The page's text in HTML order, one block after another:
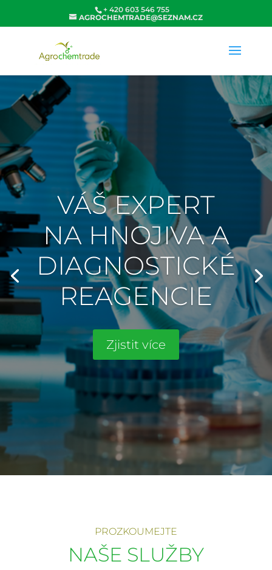
+ 420 603 546 755
AGROCHEMTRADE@SEZNAM.CZ
VÁŠ EXPERT
NA HNOJIVA A
DIAGNOSTICKÉ
REAGENCIE
Zjistit více
PROZKOUMEJTE
NAŠE SLUŽBY